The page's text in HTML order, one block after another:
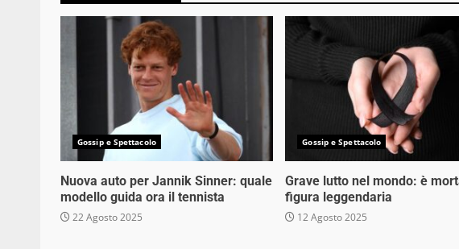
Gossip e Spettacolo
Nuova auto per Jannik Sinner: quale
modello guida ora il tennista
22 Agosto 2025
Gossip e Spettacolo
Grave lutto nel mondo: è
figura leggendaria
12 Agosto 2025